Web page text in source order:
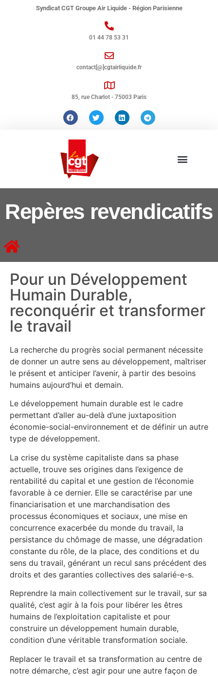
Syndicat CGT Groupe Air Liquide - Région Parisienne
01 44 78 53 31
contact[@]cgtairliquide.fr
85, rue Charlot - 75003 Paris
Repères revendicatifs
Pour un Développement
Humain Durable,
reconquérir et transformer
le travail
La recherche du progrès social permanent nécessite
de donner un autre sens au développement, maîtriser
le présent et anticiper l’avenir, à partir des besoins
humains aujourd’hui et demain.
Le développement humain durable est le cadre
permettant d’aller au-delà d’une juxtaposition
économie-social-environnement et de définir un autre
type de développement.
La crise du système capitaliste dans sa phase
actuelle, trouve ses origines dans l’exigence de
rentabilité du capital et une gestion de l’économie
favorable à ce dernier. Elle se caractérise par une
financiarisation et une marchandisation des
processus économiques et sociaux, une mise en
concurrence exacerbée du monde du travail, la
persistance du chômage de masse, une dégradation
constante du rôle, de la place, des conditions et du
sens du travail, générant un recul sans précédent des
droits et des garanties collectives des salarié-e-s.
Reprendre la main collectivement sur le travail, sur sa
qualité, c’est agir à la fois pour libérer les êtres
humains de l’exploitation capitaliste et pour
construire un développement humain durable,
condition d’une véritable transformation sociale.
Replacer le travail et sa transformation au centre de
notre démarche, c’est agir pour une autre façon de